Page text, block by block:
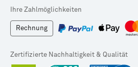
Ihre Zahlmöglichkeiten
Rechnung
Zertifizierte Nachhaltigkeit & Qualität